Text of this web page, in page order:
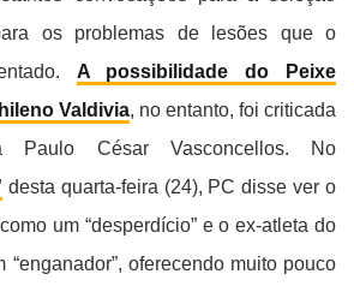
os problemas de lesões que o
A possibilidade do Peixe
Valdivia, no entanto, foi criticada
Paulo César Vasconcellos. No
desta quarta-feira (24), PC disse ver o
um “desperdício” e o ex-atleta do
“enganador”, oferecendo muito pouco